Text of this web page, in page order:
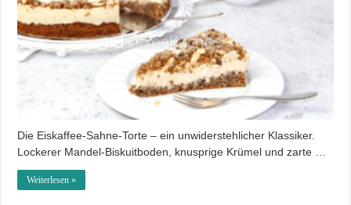
Die Eiskaffee-Sahne-Torte – ein unwiderstehlicher Klassiker.
Lockerer Mandel-Biskuitboden, knusprige Krümel und zarte …
Weiterlesen »